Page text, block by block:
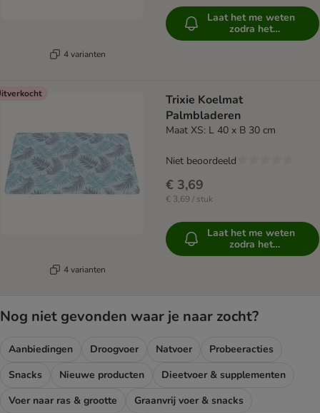
4 varianten
Laat het me weten
zodra het
beschikbaar is
4 varianten
Trixie Koelmat
Palmbladeren
Maat XS: L 40 x B 30 cm
€ 3,69
€ 3,69 / stuk
Niet beoordeeld
Laat het me weten
zodra het
beschikbaar is
Nog niet gevonden waar je naar zocht?
Aanbiedingen Droogvoer Natvoer
Probeeracties
Snacks
Nieuwe producten
Dieetvoer & supplementen
Voer naar ras & grootte
Graanvrij voer & snacks